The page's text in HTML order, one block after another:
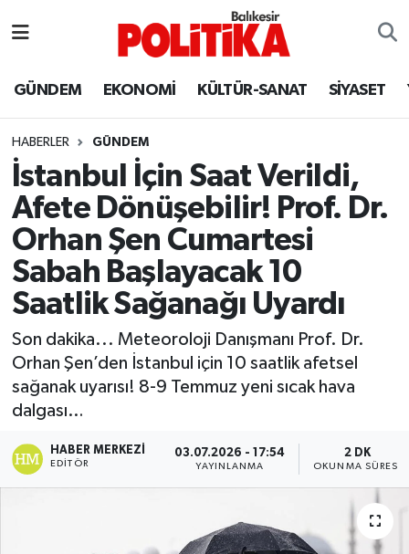
GÜNDEM EKONOMİ KÜLTÜR-SANAT SİYASET
HABERLER GÜNDEM
İstanbul İçin Saat Verildi,
Afete Dönüşebilir! Prof. Dr.
Orhan Şen Cumartesi
Sabah Başlayacak 10
Saatlik Sağanağı Uyardı
Son dakika... Meteoroloji Danışmanı Prof. Dr.
Orhan Şen’den İstanbul için 10 saatlik afetsel
sağanak uyarısı! 8-9 Temmuz yeni sıcak hava
dalgası…
HABER MERKEZI
EDITÖR
03.07.2026 - 17:54
YAYINLANMA
2 DK
OKUNMA SÜRESI
Ayvalık
Balya
Bandırma
Bigadiç
BİYOGRAFİLER
Burhaniye
ÇEVRE
DÜNYA
Dursunbey
Balıkesir Hava Durumu
Balıkesir Namaz Vakitleri
Balıkesir Trafik Yoğunluk Haritası
Süper Lig Puan Durumu ve Fikstür
Tüm Manşetler
Son Dakika Haberleri
Haber Arşivi